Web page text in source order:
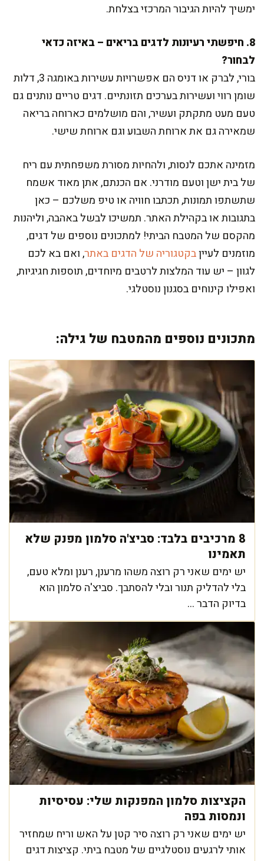
ימשיך להיות הגיבור המרכזי בצלחת.
8. חיפשתי רעיונות לדגים בריאים – באיזה כדאי
לבחור?
בורי, לברק או דניס הם אפשרויות עשירות באומגה 3, דלות
שומן רווי ועשירות בערכים תזונתיים. דגים טריים נותנים גם
טעם מעט מתקתק ועשיר, והם מושלמים כארוחה בריאה
שמאירה גם את ארוחת השבוע וגם ארוחת שישי.
מזמינה אתכם לנסות, ולהחיות מסורת משפחתית עם ריח
של בית ישן וטעם מודרני. אם הכנתם, אתן מאוד אשמח
שתשתפו תמונות, תכתבו חוויה או טיפ משלכם – כאן
בתגובות או בקהילת האתר. תמשיכו לבשל באהבה, וליהנות
מהקסם של המטבח הביתי! למתכונים נוספים של דגים,
מוזמנים לעייןבקטגוריה של הדגים באתר, ואם בא לכם
לגוון – יש עוד המלצות לרטבים מיוחדים, תוספות חגיגיות,
ואפילו קינוחים בסגנון נוסטלגי.
מתכונים נוספים מהמטבח של גילה:
8 מרכיבים בלבד: סביצ'ה סלמון מפנק שלא
תאמינו
יש ימים שאני רק רוצה משהו מרענן, רענן ומלא טעם,
בלי להדליק תנור ובלי להסתבך. סביצ'ה סלמון הוא
בדיוק הדבר ...
הקציצות סלמון המפנקות שלי: עסיסיות
ונמסות בפה
יש ימים שאני רק רוצה סיר קטן על האש וריח שמחזיר
אותי לרגעים נוסטלגיים של מטבח ביתי. קציצות דגים